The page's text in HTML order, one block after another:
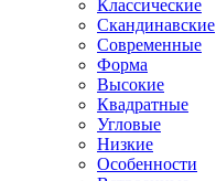
Классические
Скандинавские
Современные
Форма
Высокие
Квадратные
Угловые
Низкие
Особенности